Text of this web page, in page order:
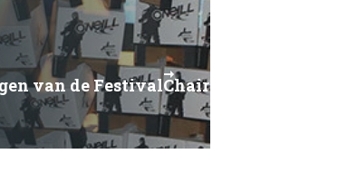
van de FestivalChair